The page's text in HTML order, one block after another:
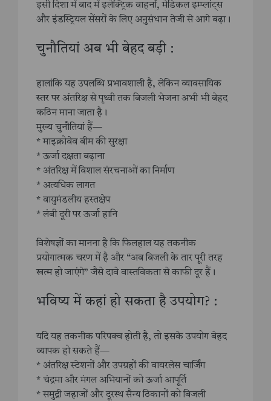
इसी दिशा में बाद में इलेक्ट्रिक वाहनों, मेडिकल इम्प्लांट्स
और इंडस्ट्रियल सेंसरों के लिए अनुसंधान तेजी से आगे बढ़ा।
चुनौतियां अब भी बेहद बड़ी :
हालांकि यह उपलब्धि प्रभावशाली है, लेकिन व्यावसायिक
स्तर पर अंतरिक्ष से पृथ्वी तक बिजली भेजना अभी भी बेहद
कठिन माना जाता है।
मुख्य चुनौतियां हैं—
* माइक्रोवेव बीम की सुरक्षा
* ऊर्जा दक्षता बढ़ाना
* अंतरिक्ष में विशाल संरचनाओं का निर्माण
* अत्यधिक लागत
* वायुमंडलीय हस्तक्षेप
* लंबी दूरी पर ऊर्जा हानि
विशेषज्ञों का मानना है कि फिलहाल यह तकनीक
प्रयोगात्मक चरण में है और “अब बिजली के तार पूरी तरह
खत्म हो जाएंगे” जैसे दावे वास्तविकता से काफी दूर हैं।
भविष्य में कहां हो सकता है उपयोग? :
यदि यह तकनीक परिपक्व होती है, तो इसके उपयोग बेहद
व्यापक हो सकते हैं—
* अंतरिक्ष स्टेशनों और उपग्रहों की वायरलेस चार्जिंग
* चंद्रमा और मंगल अभियानों को ऊर्जा आपूर्ति
* समुद्री जहाजों और दूरस्थ सैन्य ठिकानों को बिजली